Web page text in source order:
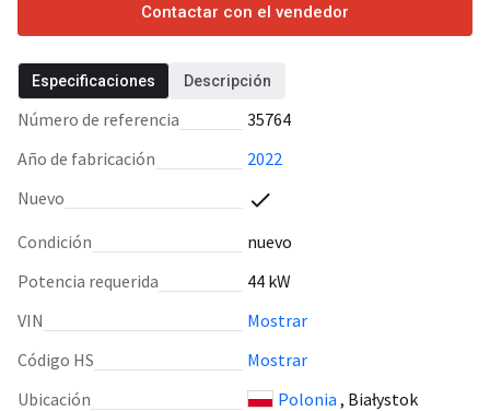
Contactar con el vendedor
Especificaciones Descripción
Número de referencia
35764
Año de fabricación
2022
Nuevo
Condición
nuevo
Potencia requerida
44 kW
VIN
Mostrar
Código HS
Mostrar
Ubicación
Polonia , Białystok